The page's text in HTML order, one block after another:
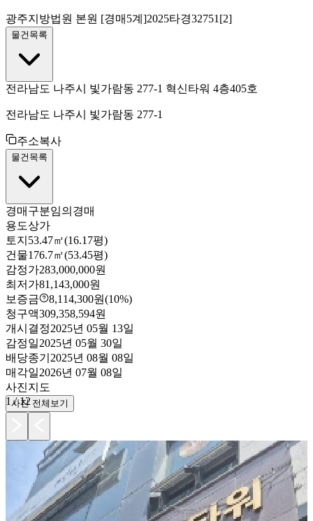
광주지방법원 본원 [경매5계]2025타경32751[2]
물건목록
전라남도 나주시 빛가람동 277-1 혁신타워 4층405호
전라남도 나주시 빛가람동 277-1
주소복사
물건목록
경매구분임의경매
용도상가
토지 53.47㎡(16.17평)
건물176.7㎡(53.45평)
감정가283,000,000원
최저가81,143,000원
보증금
8,114,300원(10%)
청구액309,358,594원
개시결정2025년 05월 13일
감정일2025년 05월 30일
배당종기 2025년 08월 08일
매각일2026년 07월 08일
사진지도
1 /12
사진 전체보기